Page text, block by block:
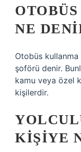
NE
Otobüs
şoförü denir.
kamu veya özel
kişilerdir.
KIŞIYE